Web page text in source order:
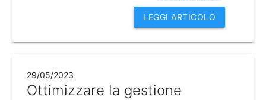
LEGGI ARTICOLO
29/05/2023
Ottimizzare la gestione